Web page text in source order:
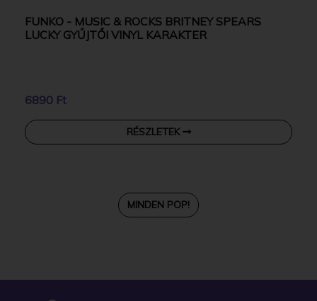
FUNKO - MUSIC & ROCKS BRITNEY SPEARS
LUCKY GYŰJTŐI VINYL KARAKTER
6890 Ft
RÉSZLETEK
MINDEN POP!